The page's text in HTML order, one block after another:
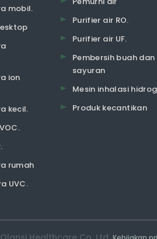
mobil.
ion
kecil.
rumah
UVC.
Purifier air RO.
Purifier air UF.
Pembersih buah dan
sayuran
Mesin inhalasi
Produk kecantikan